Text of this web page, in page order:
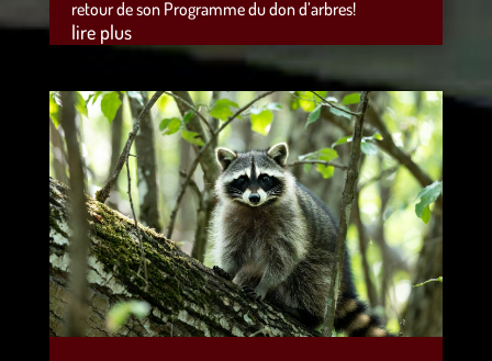
retour de son Programme du don d’arbres!
lire plus